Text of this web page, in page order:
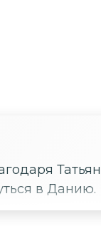
в Данию.